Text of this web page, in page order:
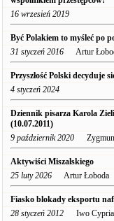
16 wrzesień 2019
Być Polakiem to myśleć po
31 styczeń 2016 Artur
Przyszłość Polski decyduje
4 styczeń 2024
Dziennik pisarza Karola
(10.07.2011)
9 październik 2020 Zygmunt
Aktywiści Miszalskiego
25 luty 2026 Artur Łoboda
Fiasko blokady eksportu
28 styczeń 2012 Iwo